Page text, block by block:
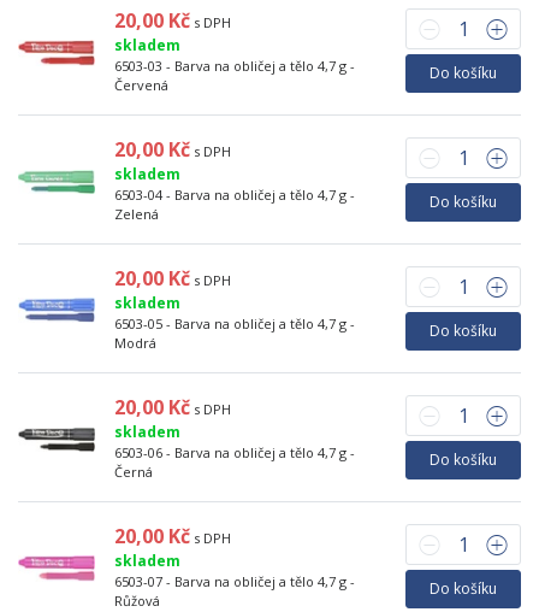
20,00 Kč s DPH
skladem
6503-03 - Barva na obličej a tělo 4,7 g -
Červená
Do košíku
20,00 Kč s DPH
skladem
6503-04 - Barva na obličej a tělo 4,7 g -
Zelená
Do košíku
20,00 Kč s DPH
skladem
6503-05 - Barva na obličej a tělo 4,7 g -
Modrá
Do košíku
20,00 Kč s DPH
skladem
6503-06 - Barva na obličej a tělo 4,7 g -
Černá
Do košíku
20,00 Kč s DPH
skladem
6503-07 - Barva na obličej a tělo 4,7 g -
Růžová
Do košíku